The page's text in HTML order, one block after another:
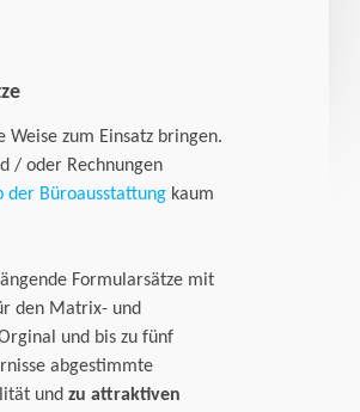
zum Einsatz bringen.
/ oder Rechnungen
der Büroausstattung kaum
Formularsätze mit
den Matrix- und
und bis zu fünf
abgestimmte
und zu attraktiven